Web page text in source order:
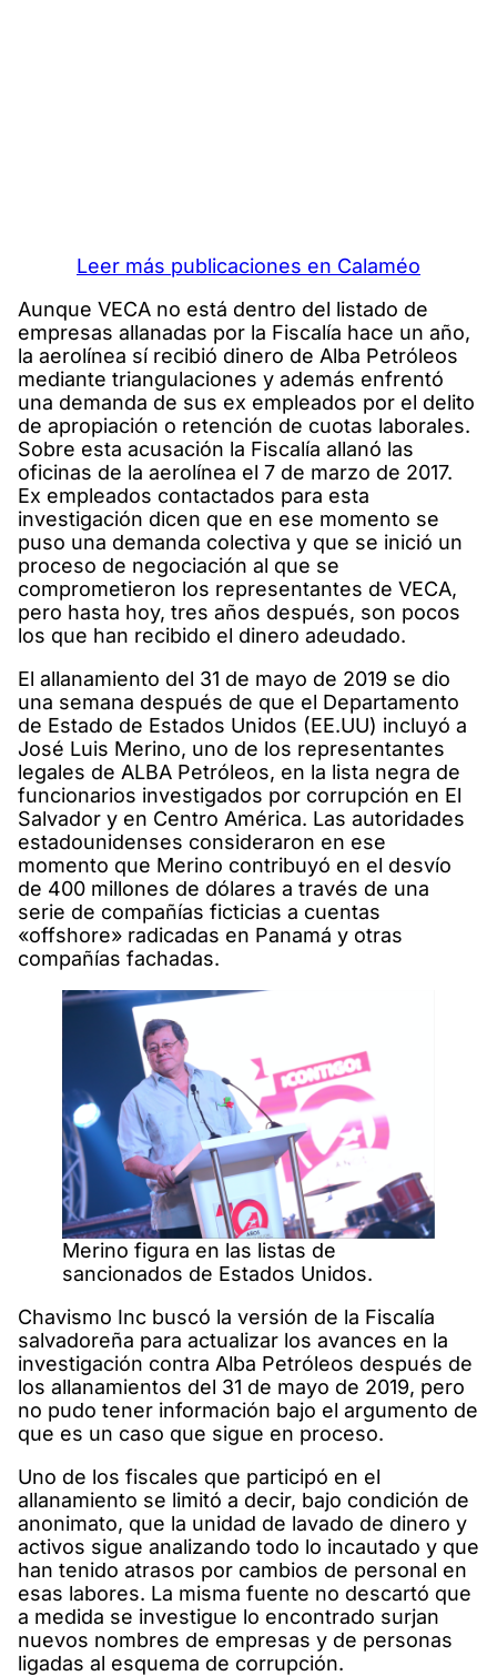
Leer más publicaciones en Calaméo
Aunque VECA no está dentro del listado de
empresas allanadas por la Fiscalía hace un año,
la aerolínea sí recibió dinero de Alba Petróleos
mediante triangulaciones y además enfrentó
una demanda de sus ex empleados por el delito
de apropiación o retención de cuotas laborales.
Sobre esta acusación la Fiscalía allanó las
oficinas de la aerolínea el 7 de marzo de 2017.
Ex empleados contactados para esta
investigación dicen que en ese momento se
puso una demanda colectiva y que se inició un
proceso de negociación al que se
comprometieron los representantes de VECA,
pero hasta hoy, tres años después, son pocos
los que han recibido el dinero adeudado.
El allanamiento del 31 de mayo de 2019 se dio
una semana después de que el Departamento
de Estado de Estados Unidos (EE.UU) incluyó a
José Luis Merino, uno de los representantes
legales de ALBA Petróleos, en la lista negra de
funcionarios investigados por corrupción en El
Salvador y en Centro América. Las autoridades
estadounidenses consideraron en ese
momento que Merino contribuyó en el desvío
de 400 millones de dólares a través de una
serie de compañías ficticias a cuentas
«offshore» radicadas en Panamá y otras
compañías fachadas.
Merino figura en las listas de
sancionados de Estados Unidos.
Chavismo Inc buscó la versión de la Fiscalía
salvadoreña para actualizar los avances en la
investigación contra Alba Petróleos después de
los allanamientos del 31 de mayo de 2019, pero
no pudo tener información bajo el argumento de
que es un caso que sigue en proceso.
Uno de los fiscales que participó en el
allanamiento se limitó a decir, bajo condición de
anonimato, que la unidad de lavado de dinero y
activos sigue analizando todo lo incautado y que
han tenido atrasos por cambios de personal en
esas labores. La misma fuente no descartó que
a medida se investigue lo encontrado surjan
nuevos nombres de empresas y de personas
ligadas al esquema de corrupción.